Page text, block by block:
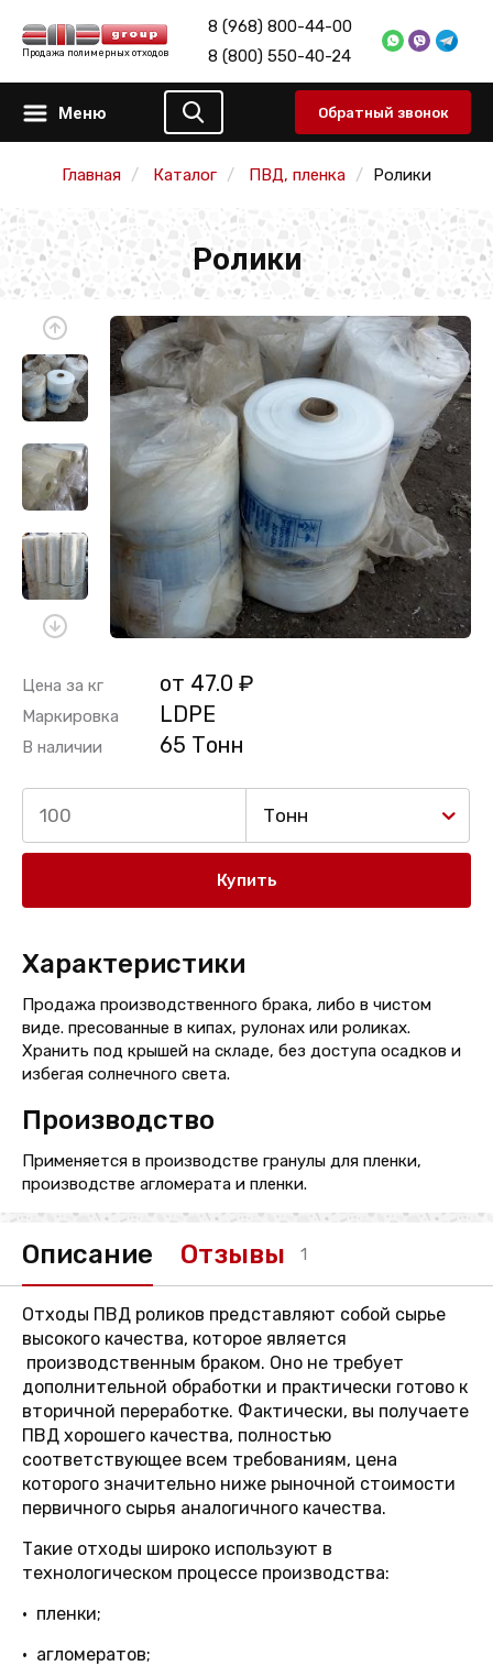
Продажа полимерных отходов
8 (968) 800-44-00
8 (800) 550-40-24
Меню Обратный звонок
Главная Каталог ПВД, пленка Ролики
Ролики
Цена за кг от 47.0 ₽
Маркировка LDPE
В наличии 65 Тонн
Тонн
Купить
Характеристики
Продажа производственного брака, либо в чистом
виде. пресованные в кипах, рулонах или роликах.
Хранить под крышей на складе, без доступа осадков и
избегая солнечного света.
Производство
Применяется в производстве гранулы для пленки,
производстве агломерата и пленки.
Описание Отзывы 1
Отходы ПВД роликов представляют собой сырье
высокого качества, которое является
производственным браком. Оно не требует
дополнительной обработки и практически готово к
вторичной переработке. Фактически, вы получаете
ПВД хорошего качества, полностью
соответствующее всем требованиям, цена
которого значительно ниже рыночной стоимости
первичного сырья аналогичного качества.
Такие отходы широко используют в
технологическом процессе производства:
• пленки;
• агломератов;